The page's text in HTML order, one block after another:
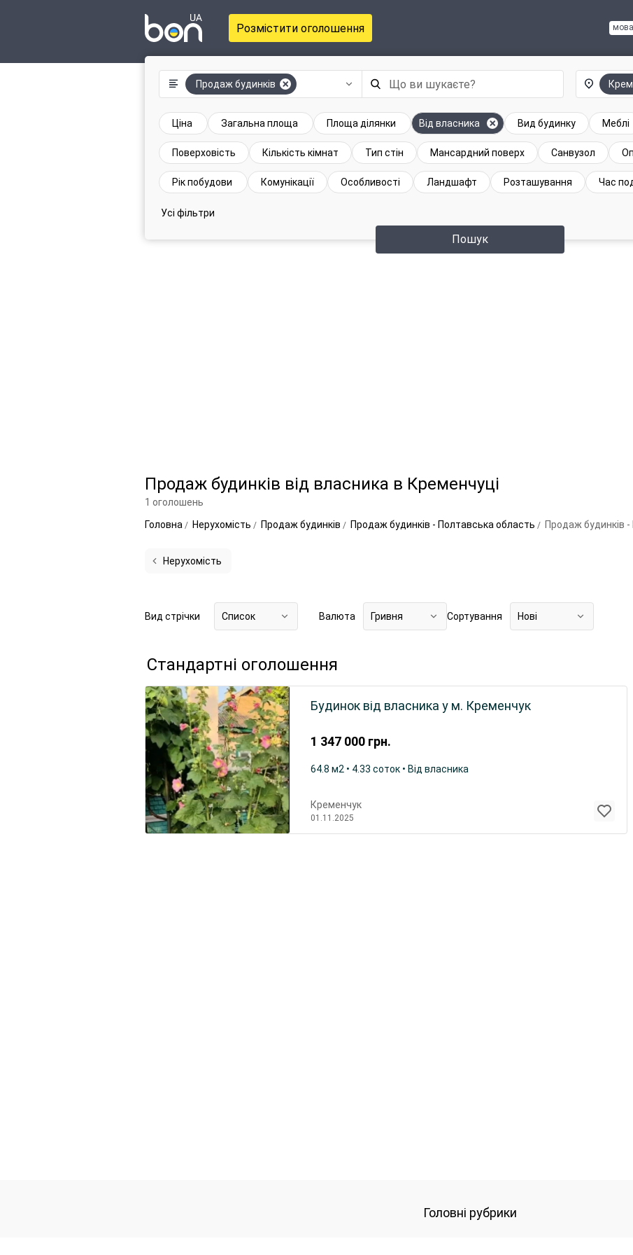
Розмістити оголошення мова
Продаж будинків
Пошук
Ціна Загальна площа Площа ділянки Від власника Вид будинку Меблі
Поверховість Кількість кімнат Тип стін Мансардний поверх Санвузол
Рік побудови Комунікації Особливості Ландшафт Розташування Час
Усі фільтри
Продаж будинків від власника в Кременчуці
1 оголошень
Головна
Нерухомість Продаж будинків Продаж будинків - Полтавська область Продаж будинків
Нерухомість
Вид стрічки Список Валюта Гривня Сортування Нові
Стандартні оголошення
1 347 000 грн.
Будинок від власника у м. Кременчук
64.8 м2 • 4.33 соток • Від власника
Кременчук
01.11.2025
Головні рубрики